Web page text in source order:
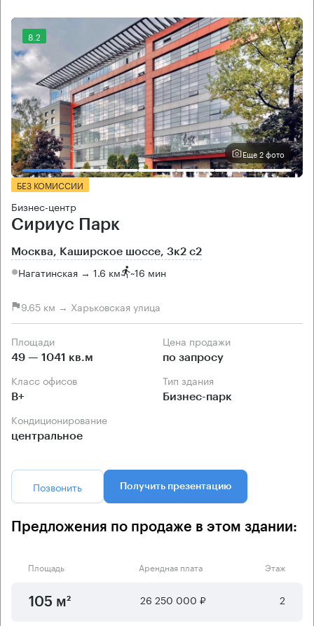
8.2
Еще 2 фото
БЕЗ КОМИССИИ
Бизнес-центр
Сириус Парк
Москва, Каширское шоссе, 3к2 с2
Нагатинская → 1.6 км ~16 мин
9.65 км → Харьковская улица
Площади
49 — 1041 кв.м
Цена продажи
по запросу
Класс офисов
B+
Тип здания
Бизнес-парк
Кондиционирование
центральное
Позвонить Получить презентацию
Предложения по продаже в этом здании:
Площадь Арендная плата Этаж
105 м² 26 250 000 ₽ 2